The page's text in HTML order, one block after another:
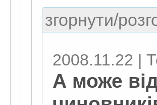
згорнути/
2008.11.22 |
А може